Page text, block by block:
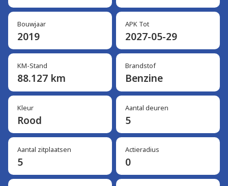
Bouwjaar
2019
APK Tot
2027-05-29
KM-Stand
88.127 km
Brandstof
Benzine
Kleur
Rood
Aantal deuren
5
Aantal zitplaatsen
5
Actieradius
0